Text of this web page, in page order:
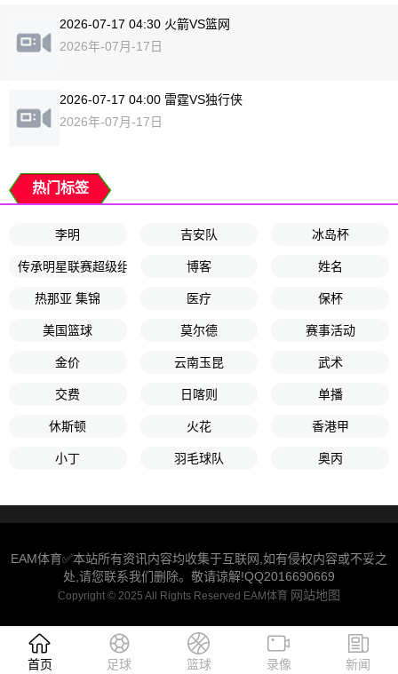
2026-07-17 04:30 火箭VS篮网
2026年-07月-17日
2026-07-17 04:00 雷霆VS独行侠
2026年-07月-17日
热门标签
李明 吉安队 冰岛杯
传承明星联赛超级组第3轮 博客 姓名
热那亚 集锦 医疗 保杯
美国篮球 莫尔德 赛事活动
金价 云南玉昆 武术
交费 日喀则 单播
休斯顿 火花 香港甲
小丁 羽毛球队 奥丙
EAM体育✅本站所有资讯内容均收集于互联网,如有侵权内容或不妥之
处,请您联系我们删除。敬请谅解!QQ2016690669
Copyright © 2025 All Rights Reserved EAM体育 网站地图
首页 足球 篮球 录像 新闻